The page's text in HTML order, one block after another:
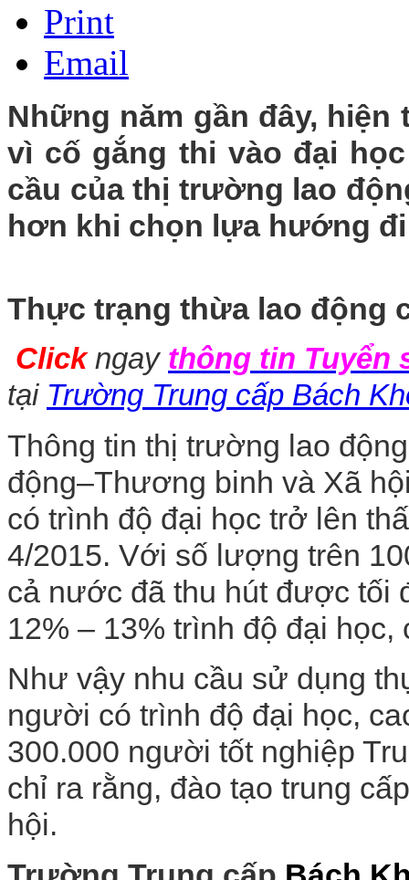
Print
Email
Những năm gần đây,
vì cố gắng thi vào đại
cầu của thị trường lao
hơn khi chọn lựa hướng
Thực trạng thừa lao động
Click ngay thông tin Tuyển
tại Trường Trung cấp Bách
Thông tin thị trường lao
động–Thương binh và Xã
có trình độ đại học trở lên
4/2015. Với số lượng trên
cả nước đã thu hút được tối
12% – 13% trình độ đại
Như vậy nhu cầu sử dụng
người có trình độ đại học,
300.000 người tốt nghiệp
chỉ ra rằng, đào tạo trung
hội.